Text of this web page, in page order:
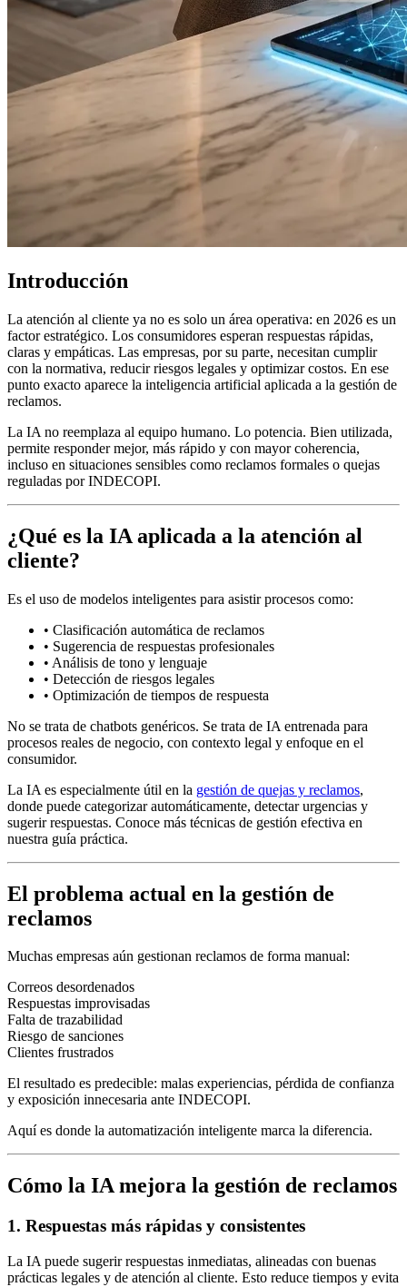
Introducción
La atención al cliente ya no es solo un área operativa: en 2026 es un
factor estratégico. Los consumidores esperan respuestas rápidas,
claras y empáticas. Las empresas, por su parte, necesitan cumplir
con la normativa, reducir riesgos legales y optimizar costos. En ese
punto exacto aparece la inteligencia artificial aplicada a la gestión de
reclamos.
La IA no reemplaza al equipo humano. Lo potencia. Bien utilizada,
permite responder mejor, más rápido y con mayor coherencia,
incluso en situaciones sensibles como reclamos formales o quejas
reguladas por INDECOPI.
¿Qué es la IA aplicada a la atención al
cliente?
Es el uso de modelos inteligentes para asistir procesos como:
• Clasificación automática de reclamos
• Sugerencia de respuestas profesionales
• Análisis de tono y lenguaje
• Detección de riesgos legales
• Optimización de tiempos de respuesta
No se trata de chatbots genéricos. Se trata de IA entrenada para
procesos reales de negocio, con contexto legal y enfoque en el
consumidor.
La IA es especialmente útil en la gestión de quejas y reclamos,
donde puede categorizar automáticamente, detectar urgencias y
sugerir respuestas. Conoce más técnicas de gestión efectiva en
nuestra guía práctica.
El problema actual en la gestión de
reclamos
Muchas empresas aún gestionan reclamos de forma manual:
Correos desordenados
Respuestas improvisadas
Falta de trazabilidad
Riesgo de sanciones
Clientes frustrados
El resultado es predecible: malas experiencias, pérdida de confianza
y exposición innecesaria ante INDECOPI.
Aquí es donde la automatización inteligente marca la diferencia.
Cómo la IA mejora la gestión de reclamos
1. Respuestas más rápidas y consistentes
La IA puede sugerir respuestas inmediatas, alineadas con buenas
prácticas legales y de atención al cliente. Esto reduce tiempos y evita